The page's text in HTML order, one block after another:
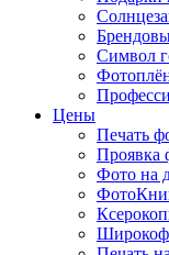
Символ
Цены
Печать
Проявка
Фото на